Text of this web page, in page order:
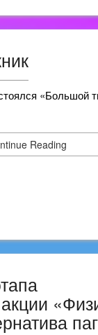
«Большой
Reading